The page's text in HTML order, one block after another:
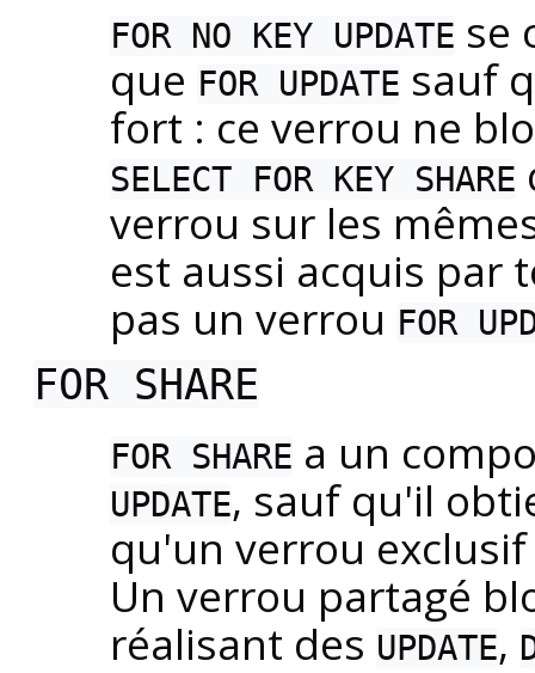
FOR NO KEY UPDATE se
que FOR UPDATE sauf
fort : ce verrou ne
SELECT FOR KEY SHARE
verrou sur les
est aussi acquis par
pas un verrou FOR
FOR SHARE
FOR SHARE a un
UPDATE, sauf qu'il
qu'un verrou
Un verrou partagé
réalisant des UPDATE,